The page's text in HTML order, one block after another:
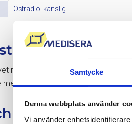
Samtycke
Denna webbplats använder
Vi använder
Östradiol känslig
– östradiol,
redan minuter efter beställning
Karolinska
svar